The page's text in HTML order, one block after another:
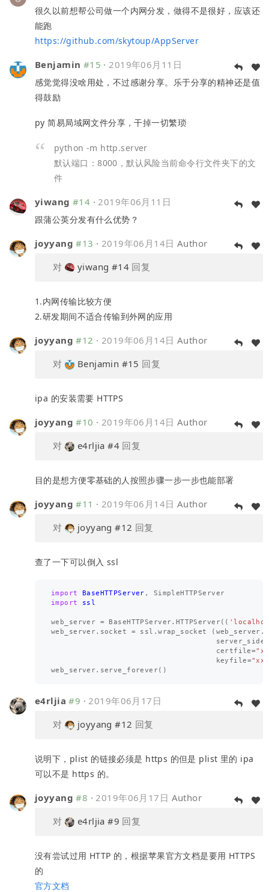
很久以前想帮公司做一个内网分发，做得不是很好，应该还
能跑
https://github.com/skytoup/AppServer
Benjamin #15 ·2019年06月11日
感觉觉得没啥用处，不过感谢分享。乐于分享的精神还是值
得鼓励
py 简易局域网文件分享，干掉一切繁琐
python -m http.server
默认端口：8000，默认风险当前命令行文件夹下的文
件
yiwang #14 ·2019年06月11日
跟蒲公英分发有什么优势？
joyyang #13 · 2019年06月14日 Author
对
yiwang #14 回复
1.内网传输比较方便
2.研发期间不适合传输到外网的应用
joyyang #12 · 2019年06月14日 Author
对
Benjamin #15 回复
ipa 的安装需要 HTTPS
joyyang #10 · 2019年06月14日 Author
对
e4rljia #4 回复
目的是想方便零基础的人按照步骤一步一步也能部署
joyyang #11 · 2019年06月14日 Author
对
joyyang #12 回复
查了一下可以倒入 ssl
import BaseHTTPServer ,
SimpleHTTPServer
import
ssl
web_server = BaseHTTPServer. HTTPServer((
web_server. socket = ssl .wrap_socket ( web_server .
server_side
certfile=
keyfile=
web_server. serve_forever()
e4rljia #9 · 2019年06月17日
对
joyyang #12 回复
说明下，plist 的链接必须是 https 的但是 plist 里的 ipa
可以不是 https 的。
joyyang #8 · 2019年06月17日 Author
对
e4rljia #9 回复
没有尝试过用 HTTP 的，根据苹果官方文档是要用 HTTPS
的
官方文档